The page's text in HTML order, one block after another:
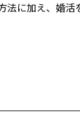
法に加え、婚